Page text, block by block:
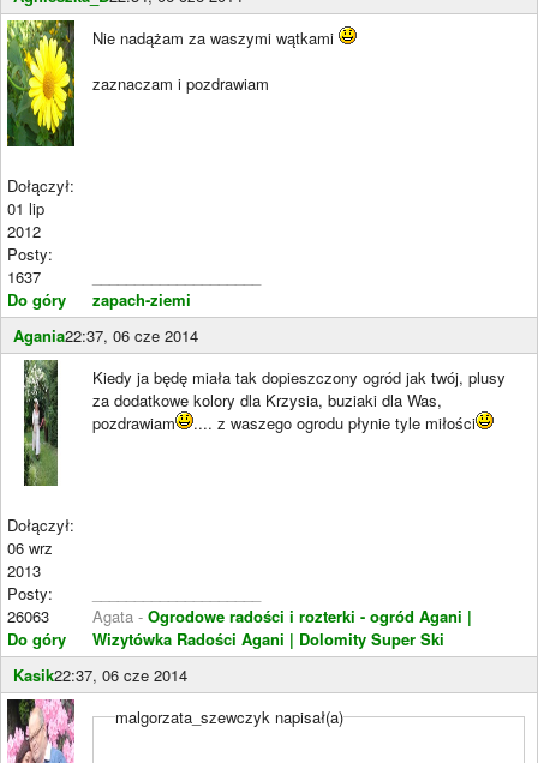
Dołączył:
01 lip
2012
Posty:
1637
Do góry
Nie nadążam za waszymi wątkami
zaznaczam i pozdrawiam
zapach-ziemi
Agania22:37, 06 cze 2014
Dołączył:
06 wrz
2013
Posty:
26063
Do góry
Kiedy ja będę miała tak dopieszczony ogród jak twój, plusy
za dodatkowe kolory dla Krzysia, buziaki dla Was,
pozdrawiam
.... z waszego ogrodu płynie tyle miłości
Agata - Ogrodowe radości i rozterki - ogród Agani |
Wizytówka Radości Agani | Dolomity Super Ski
Kasik22:37, 06 cze 2014
malgorzata_szewczyk napisał(a)